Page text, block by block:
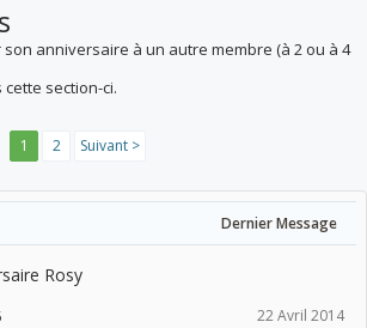
anniversaire à un autre membre (à 2 ou à 4
section-ci.
1 2 Suivant >
Dernier Message
Rosy
22 Avril 2014